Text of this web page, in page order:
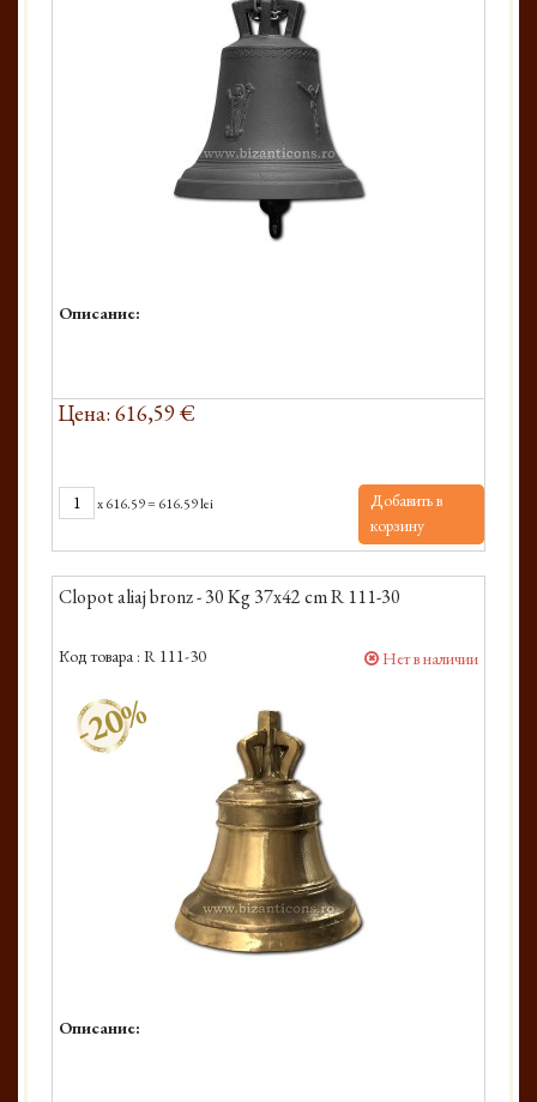
Описание:
Цена: 616,59 €
x616.59= 616.59 lei
Добавить в
корзину
Clopot aliaj bronz - 30 Kg 37x42 cm R 111-30
Код товара : R 111-30 Нет в наличии
-20%
Описание: